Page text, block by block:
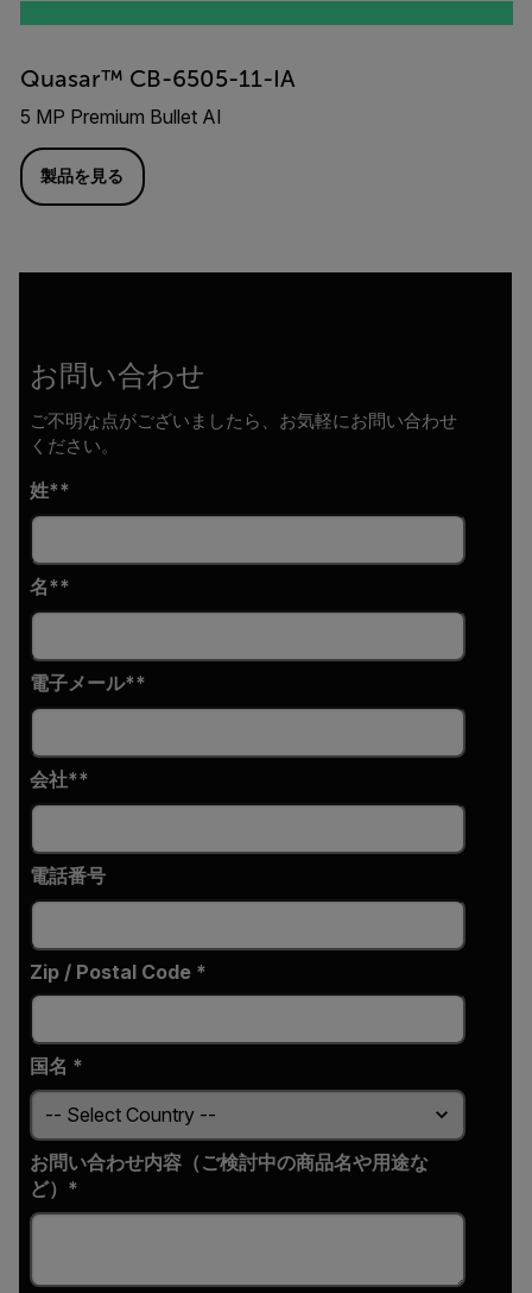
Quasar™ CB-6505-11-IA
5 MP Premium Bullet AI
製品を見る
お問い合わせ
ご不明な点がございましたら、お気軽にお問い合わせ
ください。
姓*
名*
電子メール*
会社*
電話番号
Zip / Postal Code *
国名 *
お問い合わせ内容（ご検討中の商品名や用途な
ど）*